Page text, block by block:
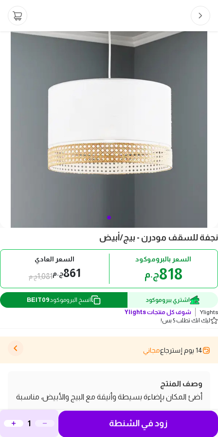
نجفة للسقف مودرن - بيج/أبيض
السعر بالبروموكود
818ج.م
السعر العادي
861ج.م1,081ج.م
اشتري ببروموكود انسخ البروموكود BEIT09
Ylights شوف كل منتجاتYlights
ليك انك تطلب 5 بس!
14 يوم إسترجاع مجاني
وصف المنتج
أضئ المكان بإضاءة بسيطة وأنيقة مع البيج والأبيض، مناسبة
مواصفات و مميزات نجفة للسقف
زود في الشنطة